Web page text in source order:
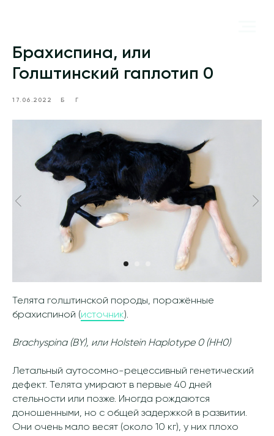
Брахиспина, или
Голштинский гаплотип 0
17.06.2022 Б Г
Телята голштинской породы, поражённые
брахиспиной (источник).
Brachyspina (BY), или Holstein Haplotype 0 (HH0)
Летальный аутосомно-рецессивный генетический
дефект. Телята умирают в первые 40 дней
стельности или позже. Иногда рождаются
доношенными, но с общей задержкой в развитии.
Они очень мало весят (около 10 кг), у них плохо